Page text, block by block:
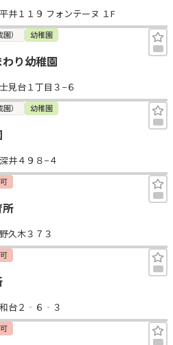
井１１９ フォンテーヌ １F
） 幼稚園
り幼稚園
見台１丁目３−６
） 幼稚園
井４９８−４
久木３７３
台２‐６‐３